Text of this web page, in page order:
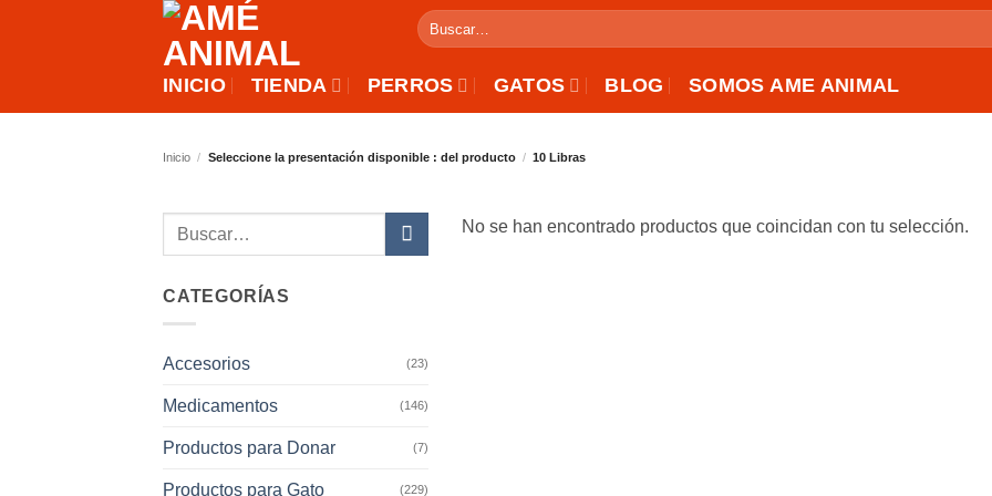
Buscar
por:
INICIO TIENDA PERROS GATOS BLOG SOMOS AME ANIMAL
Inicio / Seleccione la presentación disponible : del producto / 10 Libras
Buscar
CATEGORÍAS
Accesorios (23)
Medicamentos (146)
Productos para Donar (7)
Productos para Gato (229)
No se han encontrado productos que coincidan con tu selección.